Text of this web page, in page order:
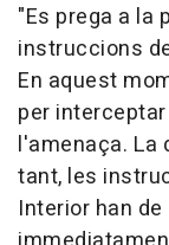
"Es prega a la
instruccions
En aquest
per
l'amenaça. La
tant, les
Interior han